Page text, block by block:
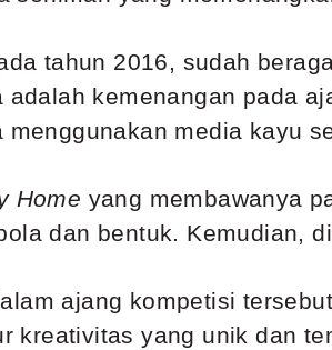
tahun 2016, sudah
kemenangan pada
media kayu
Home yang membawanya
dan bentuk. Kemudian,
ajang kompetisi
kreativitas yang unik dan